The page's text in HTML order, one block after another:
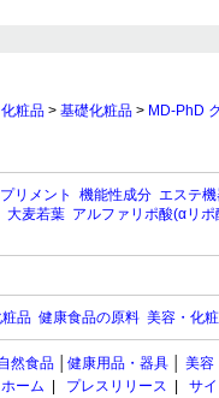
化粧品 > 基礎化粧品 > MD-PhD
リメント 機能性成分 エステ
大麦若葉 アルファリポ酸(αリポ
品 健康食品の原料 美容・化
然食品 健康用品・器具 美容
ホーム
プレスリリース
サ